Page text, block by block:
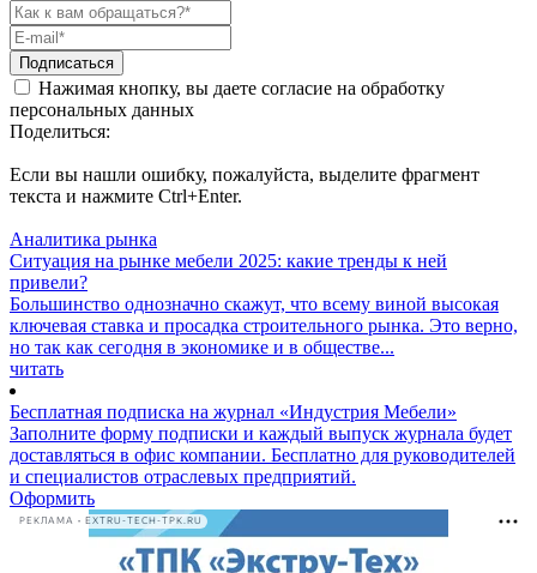
Подписаться
Нажимая кнопку, вы даете согласие на обработку
персональных данных
Поделиться:
Если вы нашли ошибку, пожалуйста, выделите фрагмент
текста и нажмите Ctrl+Enter.
Аналитика рынка
Ситуация на рынке мебели 2025: какие тренды к ней
привели?
Большинство однозначно скажут, что всему виной высокая
ключевая ставка и просадка строительного рынка. Это верно,
но так как сегодня в экономике и в обществе...
читать
Бесплатная подписка на журнал «Индустрия Мебели»
Заполните форму подписки и каждый выпуск журнала будет
доставляться в офис компании. Бесплатно для руководителей
и специалистов отраслевых предприятий.
Оформить
РЕКЛАМА • EXTRU-TECH-TPK.RU